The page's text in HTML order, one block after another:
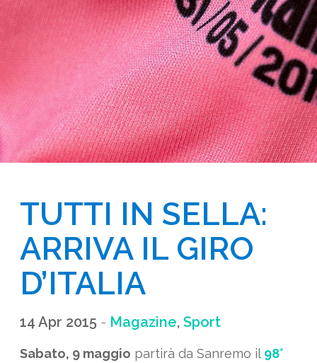
TUTTI IN SELLA:
ARRIVA IL GIRO
D’ITALIA
14 Apr 2015 - Magazine, Sport
Sabato, 9 maggio partirà da Sanremo il 98°